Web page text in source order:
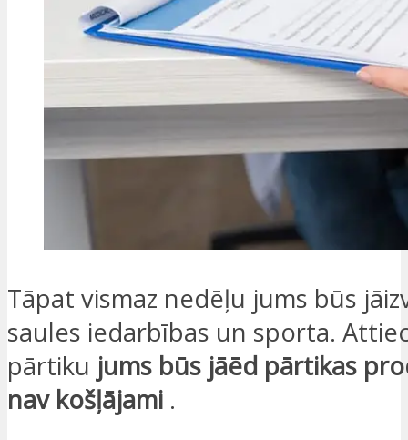
Tāpat vismaz nedēļu jums būs
saules iedarbības un sporta.
pārtiku jums būs jāēd pārtikas
nav košļājami .